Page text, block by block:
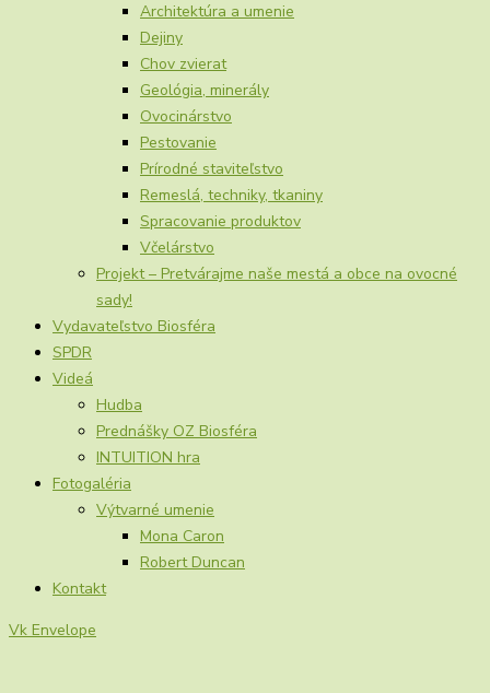
Architektúra a umenie
Dejiny
Chov zvierat
Geológia, minerály
Ovocinárstvo
Pestovanie
Prírodné staviteľstvo
Remeslá, techniky, tkaniny
Spracovanie produktov
Včelárstvo
Projekt – Pretvárajme naše mestá a obce na ovocné
sady!
Vydavateľstvo Biosféra
SPDR
Videá
Hudba
Prednášky OZ Biosféra
INTUITION hra
Fotogaléria
Výtvarné umenie
Mona Caron
Robert Duncan
Kontakt
Vk Envelope